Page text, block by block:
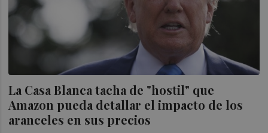
La Casa Blanca tacha de "hostil" que
Amazon pueda detallar el impacto de los
aranceles en sus precios